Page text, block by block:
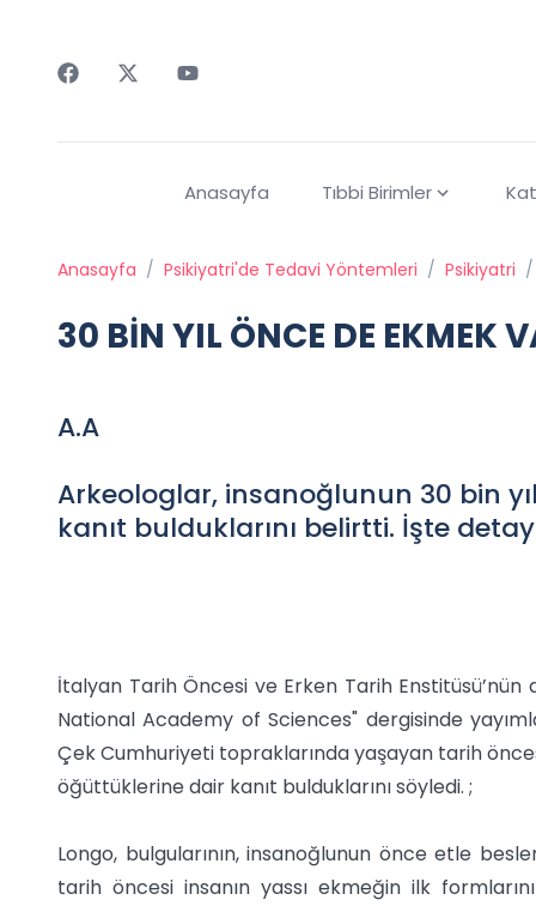
Anasayfa Tıbbi Birimler
Anasayfa / Psikiyatri'de Tedavi Yöntemleri / Psikiyatri /
30 BİN YIL ÖNCE DE EKMEK
A.A
Arkeologlar, insanoğlunun 30 bin
kanıt bulduklarını belirtti. İşte
İtalyan Tarih Öncesi ve Erken Tarih
National Academy of Sciences" dergisinde
Çek Cumhuriyeti topraklarında yaşayan tarih
öğüttüklerine dair kanıt bulduklarını söyledi. ;
Longo, bulgularının, insanoğlunun önce etle
tarih öncesi insanın yassı ekmeğin ilk